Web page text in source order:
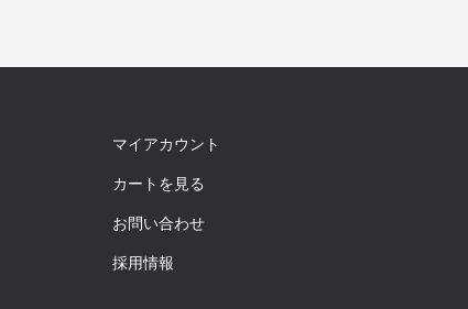
マイアカウント
カートを見る
お問い合わせ
採用情報